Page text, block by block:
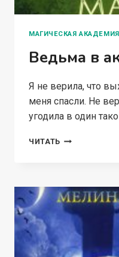
МАГИЧЕСКАЯ АКАДЕМИЯ
Ведьма в
Я не верила, что
меня спасли. Не
угодила в один
ЧИТАТЬ ВЕДЬМА